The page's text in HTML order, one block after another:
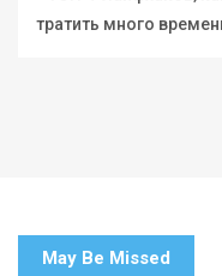
тратить много
May Be Missed